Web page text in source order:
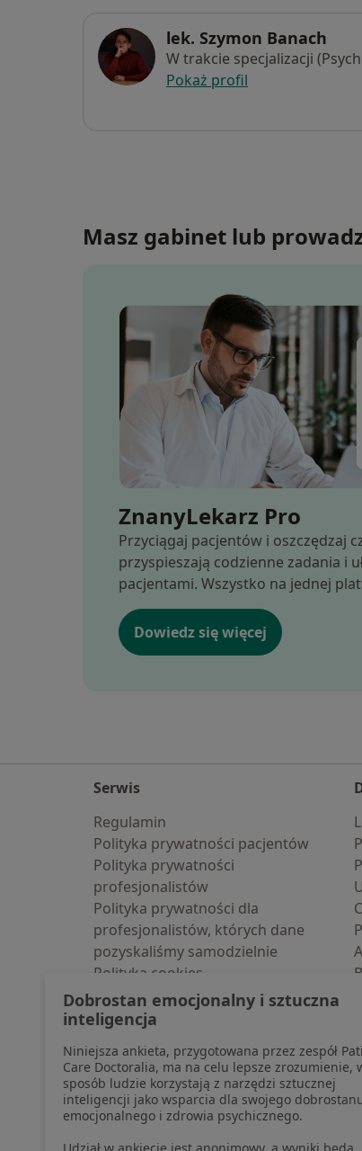
lek. Szymon Banach
Pokaż profil
Masz gabinet lub
ZnanyLekarz Pro
Przyciągaj pacjentów i oszczędzaj
przyspieszają codzienne zadania i
pacjentami. Wszystko na jednej
Dowiedz się więcej
Serwis
Regulamin
Polityka prywatności pacjentów
Polityka prywatności
profesjonalistów
Polityka prywatności dla
profesjonalistów, których dane
pozyskaliśmy samodzielnie
Polityka cookies
Edytuj ustawienia
Jak działają wyniki wyszukiwania
O nas
Praca Rekrutujemy!
Partnerzy
Centrum prasowe
Kontakt
Dobrostan emocjonalny i sztuczna
inteligencja
Niniejsza ankieta, przygotowana przez zespół
Care Doctoralia, ma na celu lepsze zrozumienie,
sposób ludzie korzystają z narzędzi sztucznej
inteligencji jako wsparcia dla swojego
emocjonalnego i zdrowia psychicznego.